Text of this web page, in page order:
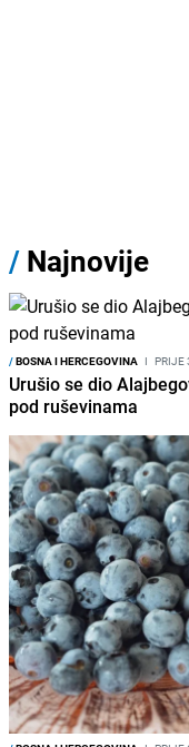
/ Najnovije
/BOSNA I HERCEGOVINA I PRIJE
Urušio se dio
pod ruševinama